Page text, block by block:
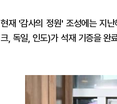
현재 '감사의 정원' 조성에는 지
크, 독일, 인도)가 석재 기증을 완